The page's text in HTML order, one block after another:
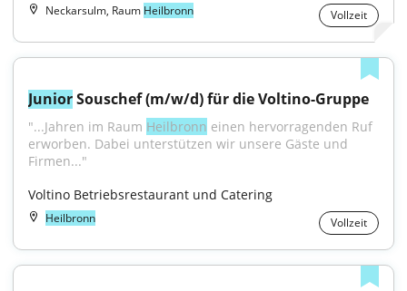
Neckarsulm, Raum Heilbronn Vollzeit
Junior Souschef (m/w/d) für die Voltino-Gruppe
"...Jahren im Raum Heilbronn einen hervorragenden Ruf
erworben. Dabei unterstützen wir unsere Gäste und
Firmen..."
Voltino Betriebsrestaurant und Catering
Heilbronn Vollzeit